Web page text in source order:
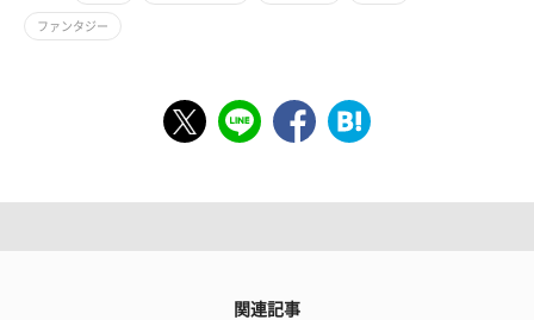
ファンタジー
関連記事